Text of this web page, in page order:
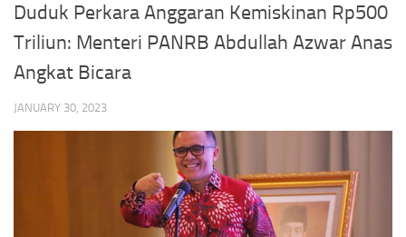
Duduk Perkara Anggaran Kemiskinan Rp500
Triliun: Menteri PANRB Abdullah Azwar Anas
Angkat Bicara
JANUARY 30, 2023